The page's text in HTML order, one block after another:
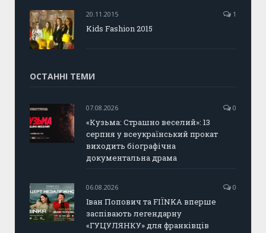
20.11.2015 1
Kids Fashion 2015
ОСТАННІ ТЕМИ
07.08.2026 0
«Кузьма: Страшно веселий»: 13
серпня у всеукраїнський прокат
виходить біографічна
документальна драма
06.08.2026 0
Іван Попович та FIÏNKA вперше
заспівають легендарну
«ГУЦУЛЯНКУ» для франківців